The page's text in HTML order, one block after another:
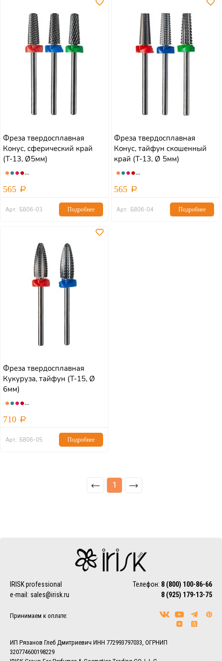
Фреза твердосплавная
Конус, сферический край
(Т-13, Ø5мм)
565
Арт.: Б806-03 Подробнее
Фреза твердосплавная
Конус, тайфун скошенный
край (Т-13, Ø 5мм)
565
Арт.: Б806-04 Подробнее
Фреза твердосплавная
Кукуруза, тайфун (Т-15, Ø
6мм)
710
Арт.: Б806-05 Подробнее
1
IRISK professional Телефон: 8 (800) 100-86-66
8 (925) 179-13-75
e-mail: sales@irisk.ru
Принимаем к оплате:
ИП Рязанов Глеб Дмитриевич ИНН 772993797033, ОГРНИП
320774600198229